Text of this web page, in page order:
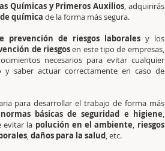
Químicas y Primeros Auxilios, adquirirás
química de la forma más segura.
prevención de riesgos laboralesy los
de riesgosen este tipo de empresas,
necesarios para evitar cualquier
y saber actuar correctamente en caso de
para desarrollar el trabajo de forma más
normas básicas de seguridad e higiene,
evitar la polución en el ambiente, riesgos
,daños para la salud, etc.